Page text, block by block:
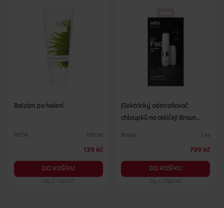
Balzám po holení
RYOR 100 ml
139 Kč
DO KOŠÍKU
Obj. č.: 1081107
Elektrický odstraňovač
chloupků na obličeji Braun
Braun 1 ks
799 Kč
DO KOŠÍKU
Obj. č.: 1186765